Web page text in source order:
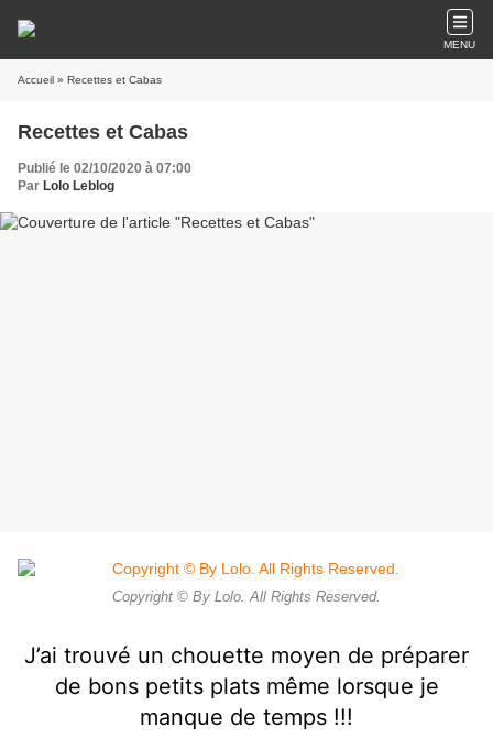
MENU
Accueil » Recettes et Cabas
Recettes et Cabas
Publié le 02/10/2020 à 07:00
Par Lolo Leblog
Copyright © By Lolo. All Rights Reserved.
J’ai trouvé un chouette moyen de préparer
de bons petits plats même lorsque je
manque de temps !!!